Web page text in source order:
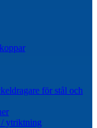
för stål och
ytriktning